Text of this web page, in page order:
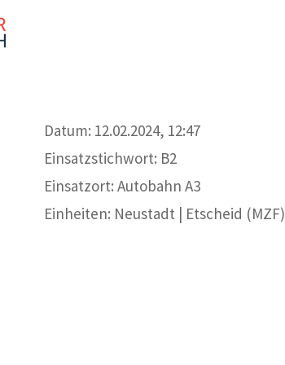
Datum: 12.02.2024, 12:47
Einsatzstichwort: B2
Einsatzort: Autobahn A3
Einheiten: Neustadt | Etscheid (MZF)